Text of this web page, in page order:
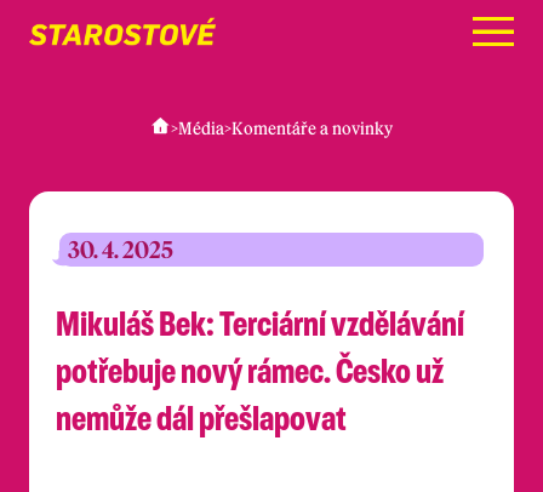
Menu
>Média>Komentáře a novinky
30. 4. 2025
Mikuláš Bek: Terciární vzdělávání
potřebuje nový rámec. Česko už
nemůže dál přešlapovat